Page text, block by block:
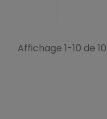
Affichage 1-10 de